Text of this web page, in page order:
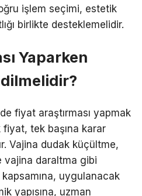
işlem seçimi, estetik
birlikte desteklemelidir.
Yaparken
fiyat araştırması yapmak
fiyat, tek başına karar
Vajina dudak küçültme,
vajina daraltma gibi
uygulanacak
yapısına, uzman